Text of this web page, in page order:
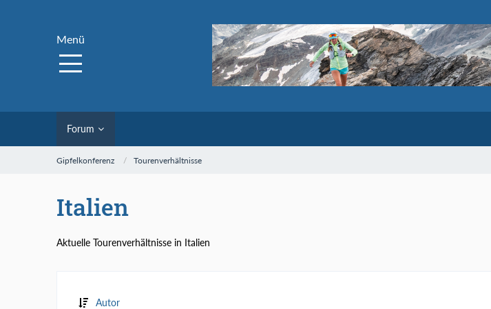
Menü
Forum
Gipfelkonferenz Tourenverhältnisse
Italien
Aktuelle Tourenverhältnisse in Italien
Autor